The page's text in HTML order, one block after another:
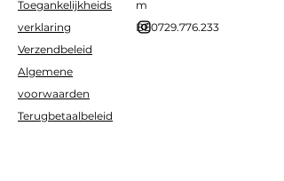
Toegankelijkheids
verklaring
Verzendbeleid
Algemene
voorwaarden
Terugbetaalbeleid
m
BE0729.776.233